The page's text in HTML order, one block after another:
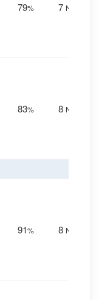
79% 7 NE
83% 8 NE
91% 8 NE